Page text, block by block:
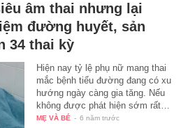
âm thai nhưng lại
đường huyết, sản
34 thai kỳ
Hiện nay tỷ lệ phụ nữ mang thai
mắc bệnh tiểu đường đang có xu
hướng ngày càng gia tăng. Nếu
không được phát hiện sớm rất…
MẸ VÀ BÉ - 6 năm trước